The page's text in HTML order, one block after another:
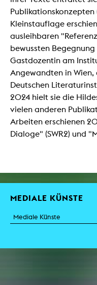
Publikationskonzepten
Kleinstauflage
ausleihbaren
bewussten
Gastdozentin am
Angewandten in Wien,
Deutschen
2024 hielt sie die
vielen anderen
Arbeiten erschienen
Dialoge" (SWR2) und
MEDIALE KÜNSTE
Mediale Künste